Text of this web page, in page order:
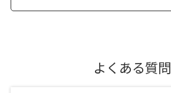
よくある質問